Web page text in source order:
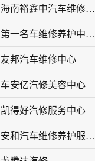
海南裕鑫中汽车维修服务有限公司
第一名车维修养护中心(橡胶大厦店)
友邦汽车维修中心
车安亿汽修美容中心
凯得好汽修服务中心
安和汽车维修养护服务中心